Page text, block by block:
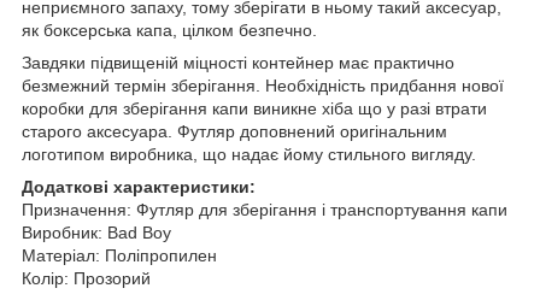
неприємного запаху, тому зберігати в ньому такий аксесуар,
як боксерська капа, цілком безпечно.
Завдяки підвищеній міцності контейнер має практично
безмежний термін зберігання.
Необхідність придбання нової
коробки для зберігання капи виникне хіба що у разі втрати
старого аксесуара. Футляр доповнений оригінальним
логотипом виробника, що надає йому стильного вигляду.
Додаткові характеристики:
Призначення: Футляр для зберігання і транспортування капи
Виробник: Bad Boy
Матеріал: Поліпропилен
Колір: Прозорий